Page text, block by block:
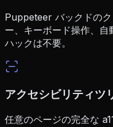
Puppeteer バックドの
ー、キーボード操作、
ハックは不要。
アクセシビリティツ
任意のページの完全な